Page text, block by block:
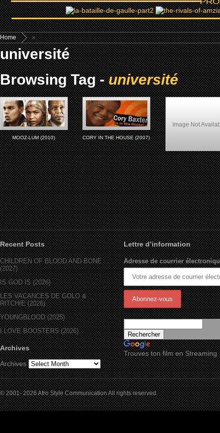
Home »
université
Browsing Tag -université
MOOZ-LUM (2010) CORY IN THE HOUSE (2007)
Image Not
Lockdown (2000)
Recent Posts
CHILDREN OF BLOOD AND BONE
(2027)
IS GOD IS (2026)
LES VACANCES DE GOLO &
RITCHIE (2026)
YOUNGBLOOD (2025)
I LOVE BOOSTERS (2026)
Archives
Archives
Lettre d’information
Adresse de courrier
Trouves ton film en Streaming
© 2001- 2026 Afro Style Communication All rights reserved.